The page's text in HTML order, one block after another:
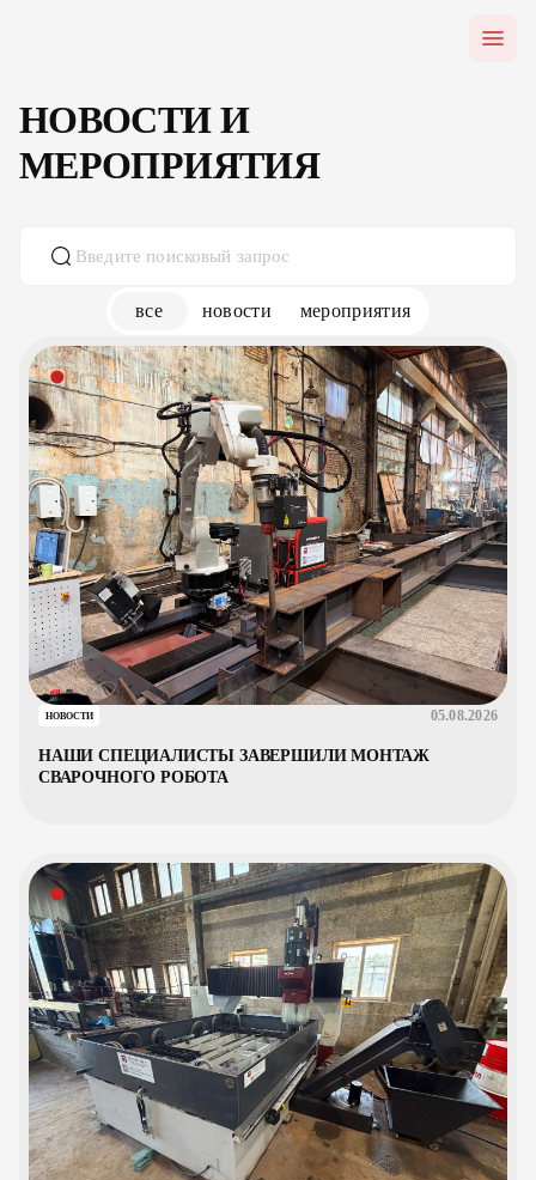
НОВОСТИ И
МЕРОПРИЯТИЯ
все новости мероприятия
НОВОСТИ 05.08.2026
НАШИ СПЕЦИАЛИСТЫ ЗАВЕРШИЛИ МОНТАЖ
СВАРОЧНОГО РОБОТА